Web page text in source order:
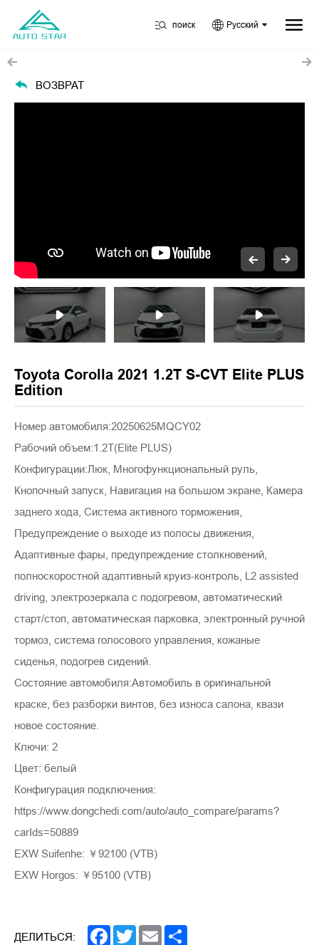
поиск Русский
ВОЗВРАТ
Toyota Corolla 2021 1.2T S-CVT Elite PLUS
Edition
Номер автомобиля:20250625MQCY02
Рабочий объем:1.2T(Elite PLUS)
Конфигурации:Люк, Многофункциональный руль,
Кнопочный запуск, Навигация на большом экране, Камера
заднего хода, Система активного торможения,
Предупреждение о выходе из полосы движения,
Адаптивные фары, предупреждение столкновений,
полноскоростной адаптивный круиз-контроль, L2 assisted
driving, электрозеркала с подогревом, автоматический
старт/стоп, автоматическая парковка, электронный ручной
тормоз, система голосового управления, кожаные
сиденья, подогрев сидений.
Состояние автомобиля:Автомобиль в оригинальной
краске, без разборки винтов, без износа салона, квази
новое состояние.
Ключи: 2
Цвет: белый
Конфигурация подключения:
https://www.dongchedi.com/auto/auto_compare/params?
carIds=50889
EXW Suifenhe: ￥92100 (VTB)
EXW Horgos: ￥95100 (VTB)
ДЕЛИТЬСЯ: Facebook
TwitterEmail